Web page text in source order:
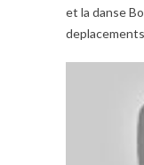
et la danse